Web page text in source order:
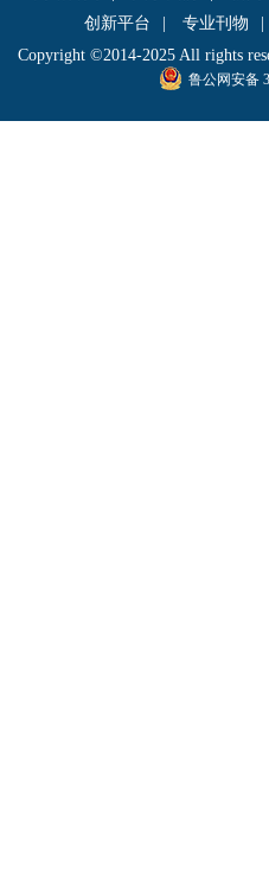
创新平台
专业刊物
Copyright ©2014-2025 All rights
鲁公网安备